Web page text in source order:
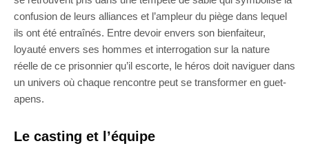
confusion de leurs alliances et l’ampleur du piège dans lequel
ils ont été entraînés. Entre devoir envers son bienfaiteur,
loyauté envers ses hommes et interrogation sur la nature
réelle de ce prisonnier qu’il escorte, le héros doit naviguer dans
un univers où chaque rencontre peut se transformer en guet-
apens.
Le casting et l’équipe